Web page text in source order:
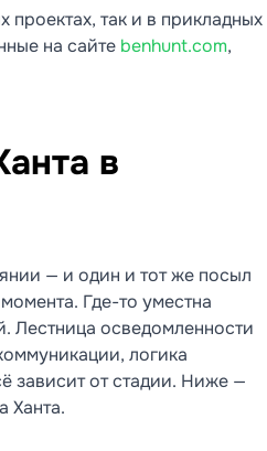
проектах, так и в прикладных
на сайте benhunt.com,
в
— и один и тот же посыл
Где-то уместна
Лестница осведомленности
логика
зависит от стадии. Ниже —
Ханта.